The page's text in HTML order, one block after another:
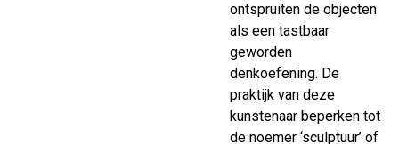
ontspruiten de objecten
als een tastbaar
geworden
denkoefening. De
praktijk van deze
kunstenaar beperken tot
de noemer ‘sculptuur’ of